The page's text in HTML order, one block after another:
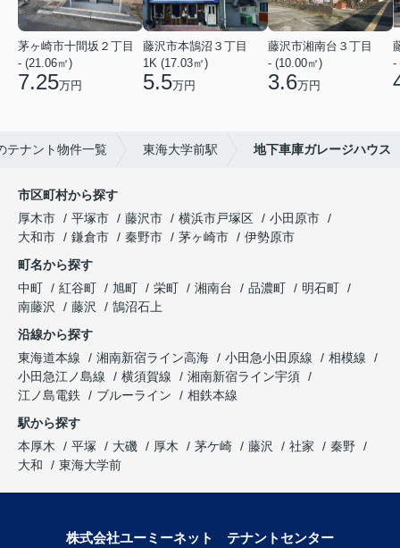
茅ヶ崎市十間坂２丁目
- (21.06㎡)
7.25万円
藤沢市本鵠沼３丁目
1K (17.03㎡)
5.5万円
藤沢市湘南台３丁目
- (10.00㎡)
3.6万円
-
テナント物件一覧 東海大学前駅 地下車庫ガレージハウス
市区町村から探す
厚木市
平塚市 藤沢市 横浜市戸塚区
小田原市
大和市
鎌倉市 秦野市 茅ヶ崎市
伊勢原市
町名から探す
中町
紅谷町 旭町 栄町 湘南台 品濃町
明石町
南藤沢
藤沢
鵠沼石上
沿線から探す
東海道本線
湘南新宿ライン高海 小田急小田原線
相模線
小田急江ノ島線
横須賀線
湘南新宿ライン宇須
江ノ島電鉄
ブルーライン
相鉄本線
駅から探す
本厚木
平塚 大磯 厚木 茅ケ崎 藤沢 社家
秦野
大和
東海大学前
株式会社ユーミーネット テナントセンター